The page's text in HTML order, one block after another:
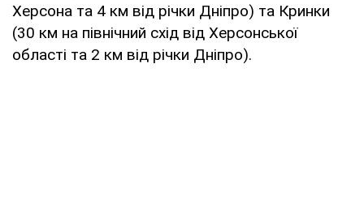
Херсона та 4 км від річки Дніпро) та Кринки
(30 км на північний схід від Херсонської
області та 2 км від річки Дніпро).